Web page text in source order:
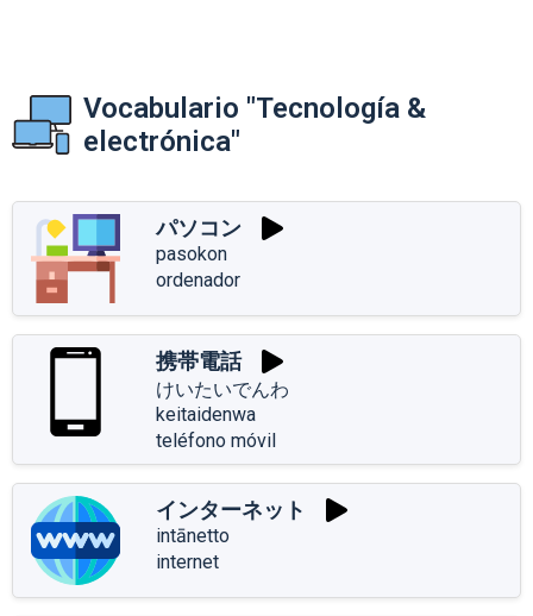
Vocabulario "Tecnología &
electrónica"
パソコン
pasokon
ordenador
携帯電話
けいたいでんわ
keitaidenwa
teléfono móvil
インターネット
intānetto
internet